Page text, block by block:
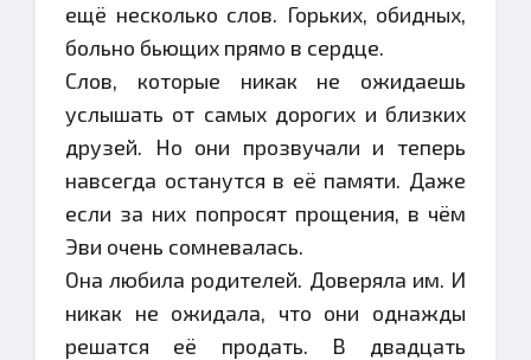
ещё несколько слов. Горьких, обидных,
больно бьющих прямо в сердце.
Слов, которые никак не ожидаешь
услышать от самых дорогих и близких
друзей. Но они прозвучали и теперь
навсегда останутся в её памяти. Даже
если за них попросят прощения, в чём
Эви очень сомневалась.
Она любила родителей. Доверяла им. И
никак не ожидала, что они однажды
решатся её продать. В двадцать